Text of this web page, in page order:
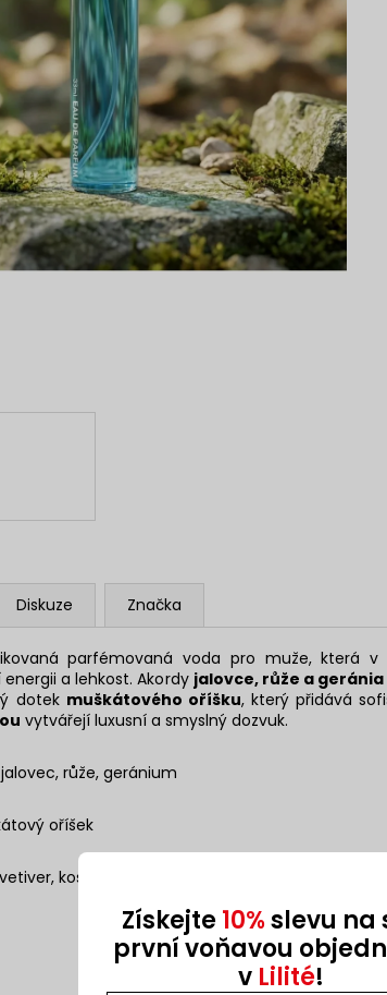
Diskuze Značka
parfémovaná voda pro muže, která
a lehkost. Akordy jalovce, růže a geránia
dotek muškátového oříšku, který přidává
vytvářejí luxusní a smyslný dozvuk.
růže, geránium
oříšek
kosatec, ambra, vanilka
BLOOM BODY
NENESS P'DOXE
129 Kč
Získejte10%slevu na
první voňavou
v Lilité!